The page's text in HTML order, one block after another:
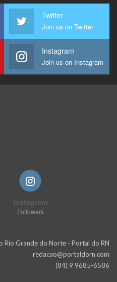
Twitter
Join us on Twitter
Instagram
Join us on Instagram
Instagram
Followers
Rio Grande do Norte - Portal do RN
redacao@portaldorn.com
(84) 9 9685-6586